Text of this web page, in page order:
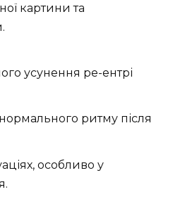
картини та
усунення ре-ентрі
ритму після
особливо у